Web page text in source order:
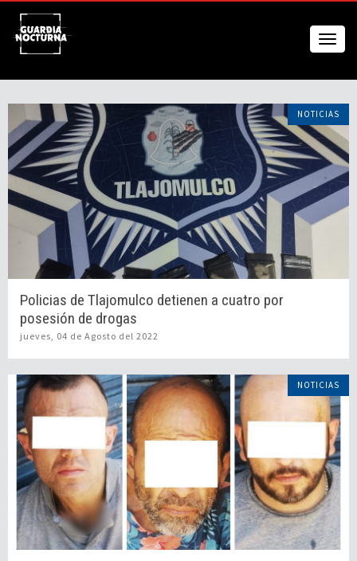
NOTICIAS
Policias de Tlajomulco detienen a cuatro por
posesión de drogas
jueves, 04 de Agosto del 2022
NOTICIAS